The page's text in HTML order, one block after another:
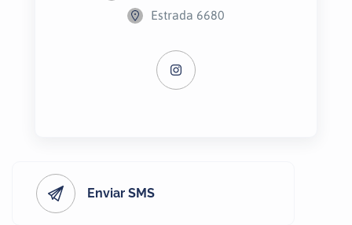
Estrada 6680
Enviar SMS